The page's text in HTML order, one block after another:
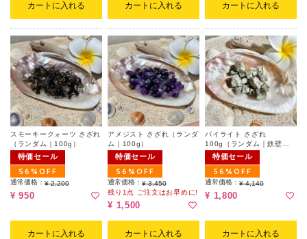
カートに入れる カートに入れる カートに入れる
スモーキークォーツ さざれ
（ランダム｜100g）
特価セール
56%OFF
通常価格： ¥ 2,200
¥ 950
カートに入れる
アメジスト さざれ（ランダ
ム｜100g）
特価セール
56%OFF
通常価格：¥ 3,450
残り1点 ご注文はお早めに!
¥ 1,500
カートに入れる
パイライト さざれ
100g（ランダム｜鉄壁の
守護石）
特価セール
56%OFF
通常価格：¥ 4,140
¥ 1,800
カートに入れる